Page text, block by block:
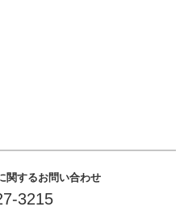
関するお問い合わせ
3215